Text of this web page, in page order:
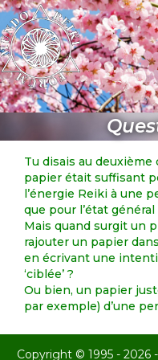
Tu disais au
papier était suffisant
l’énergie Reiki à une
que pour l’état
Mais quand surgit un
rajouter un papier
en écrivant une
‘ciblée’ ?
Ou bien, un papier
par exemple) d’une
Copyright © 1995 - 2026